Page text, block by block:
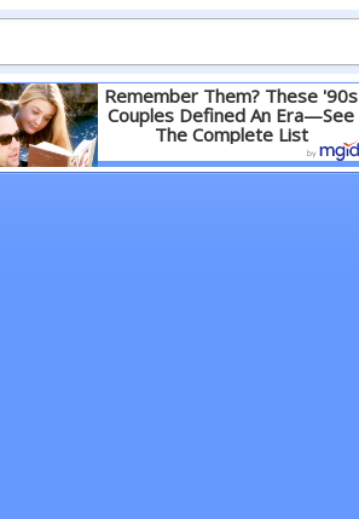
Remember Them? These '90s
Couples Defined An Era—See
The Complete List
Детальніше